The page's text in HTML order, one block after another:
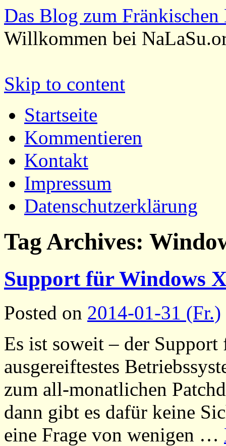
Das Blog zum
Willkommen bei
Skip to content
Startseite
Kommentieren
Kontakt
Impressum
Datenschutzerklärung
Tag Archives:
Support für Windows
Posted on 2014-01-31 (Fr.)
Es ist soweit – der
ausgereiftestes
zum all-monatlichen
dann gibt es dafür keine
eine Frage von wenigen …